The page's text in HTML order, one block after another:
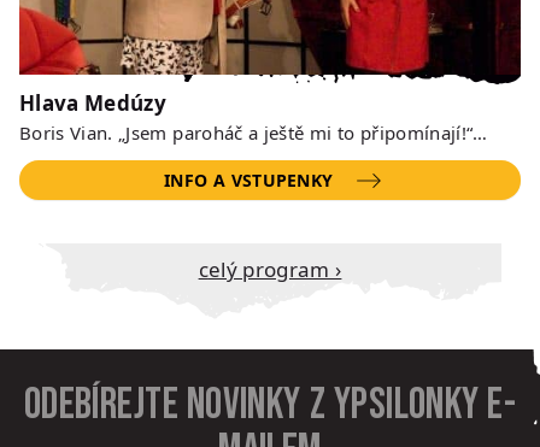
Hlava Medúzy
Boris Vian. „Jsem paroháč a ještě mi to připomínají!“…
INFO A VSTUPENKY
Celý program ›
Odebírejte novinky z Ypsilonky e-